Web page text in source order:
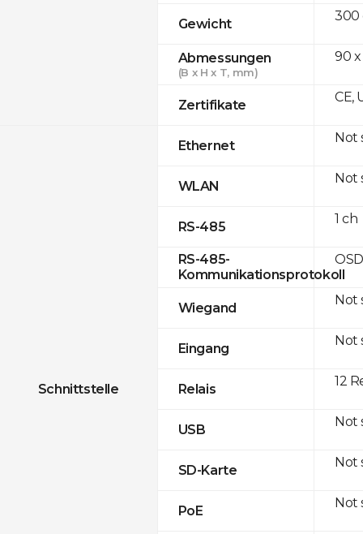
Gewicht
Abmessungen
(B x H x T, mm)
Zertifikate
Schnittstelle
Ethernet
WLAN
RS-485
RS-485-
Kommunikationsprotokoll
Wiegand
Eingang
Relais
USB
SD-Karte
PoE
300
90 x
CE,
Not
Not
1 ch
Not
Not
12
Not
Not
Not